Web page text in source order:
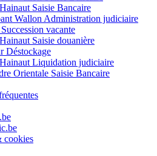
Saisie Bancaire
Wallon Administration judiciaire
vacante
Saisie douanière
Déstockage
Liquidation judiciaire
Orientale Saisie Bancaire
cookies